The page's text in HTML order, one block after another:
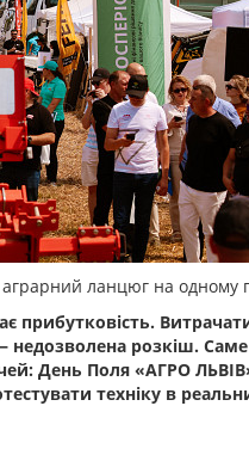
аграрний ланцюг на одному
прибутковість.
розкіш. Саме
День Поля «АГРО
техніку в